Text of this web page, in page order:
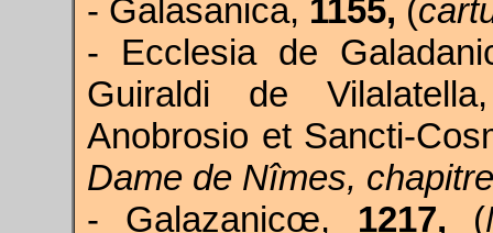
- Galasanica, 1155, (
- Ecclesia de
Guiraldi de
Anobrosio et Sancti-
Dame de Nîmes,
- Galazanicœ, 1217, (